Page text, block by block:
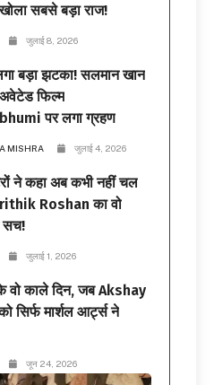
खोला सबसे बड़ा राज!
जुलाई 8, 2026
बड़ा झटका! सलमान खान
फिल्म
पर लगा ग्रहण
MISHRA जुलाई 4, 2026
ने कहा अब कभी नहीं चल
Roshan का वो
सच!
जुलाई 1, 2026
वो काले दिन, जब Akshay
सिर्फ मार्शल आर्ट्स ने
जून 24, 2026